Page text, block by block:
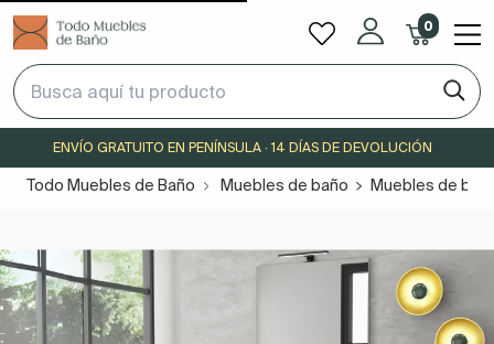
0
ENVÍO GRATUITO EN PENÍNSULA · 14 DÍAS DE DEVOLUCIÓN
Todo Muebles de Baño Muebles de baño Muebles de